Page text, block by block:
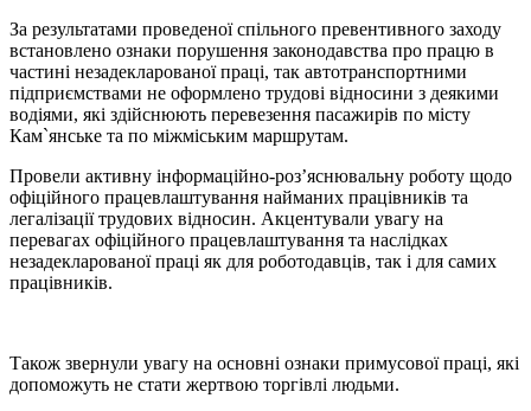
За результатами проведеної спільного превентивного заходу
встановлено ознаки порушення законодавства про працю в
частині незадекларованої праці, так автотранспортними
підприємствами не оформлено трудові відносини з деякими
водіями, які здійснюють перевезення пасажирів по місту
Кам`янське та по міжміським маршрутам.
Провели активну інформаційно-роз’яснювальну роботу щодо
офіційного працевлаштування найманих працівників та
легалізації трудових відносин. Акцентували увагу на
перевагах офіційного працевлаштування та наслідках
незадекларованої праці як для роботодавців, так і для самих
працівників.
Також звернули увагу на основні ознаки примусової праці, які
допоможуть не стати жертвою торгівлі людьми.